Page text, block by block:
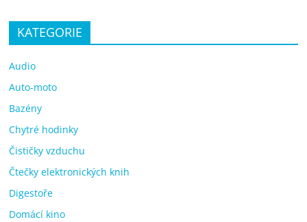
KATEGORIE
Audio
Auto-moto
Bazény
Chytré hodinky
Čističky vzduchu
Čtečky elektronických knih
Digestoře
Domácí kino